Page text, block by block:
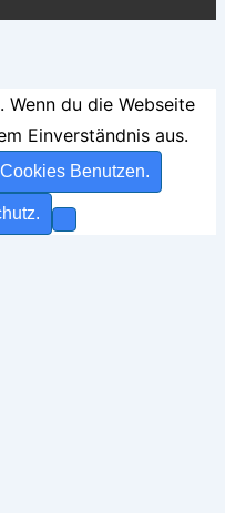
du die Webseite
Einverständnis aus.
Benutzen.